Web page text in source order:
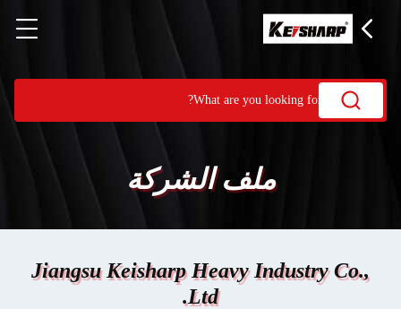
ملف الشركة
Jiangsu Keisharp Heavy Industry Co.,
Ltd.